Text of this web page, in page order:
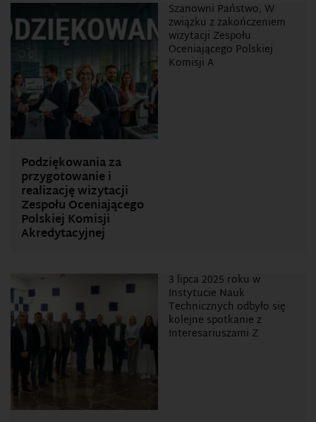
Podziękowania za
przygotowanie i
realizację wizytacji
Zespołu Oceniającego
Polskiej Komisji
Akredytacyjnej
Szanowni Państwo, W
związku z zakończeniem
wizytacji Zespołu
Oceniającego Polskiej
Komisji A
3 lipca 2025 roku w
Instytucie Nauk
Technicznych odbyło się
kolejne spotkanie z
Interesariuszami Z